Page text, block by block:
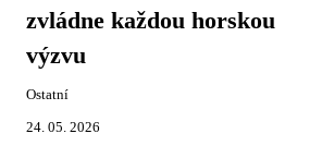
zvládne každou horskou
výzvu
Ostatní
24. 05. 2026